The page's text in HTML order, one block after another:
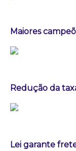
Maiores
Redução da
Lei garante